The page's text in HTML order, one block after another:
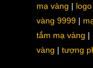
mạ vàng
vàng 9999
tắm mạ vàng
vàng
tượng